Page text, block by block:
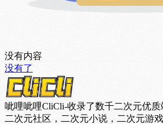
没有内容
没有了
呲哩呲哩CliCli-收录了数千二次元优质
二次元社区，二次元小说，二次元游